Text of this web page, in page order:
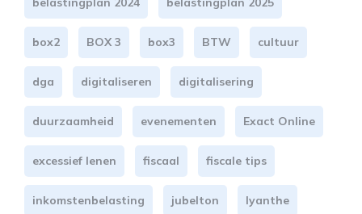
box2 BOX 3 box3 BTW cultuur
dga digitaliseren digitalisering
duurzaamheid evenementen Exact Online
excessief lenen fiscaal fiscale tips
inkomstenbelasting jubelton lyanthe